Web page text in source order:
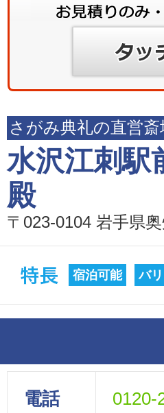
さがみ典礼の直営斎
水沢江刺駅
殿
〒023-0104 岩手県
宿泊可能 バ
電話 0120-